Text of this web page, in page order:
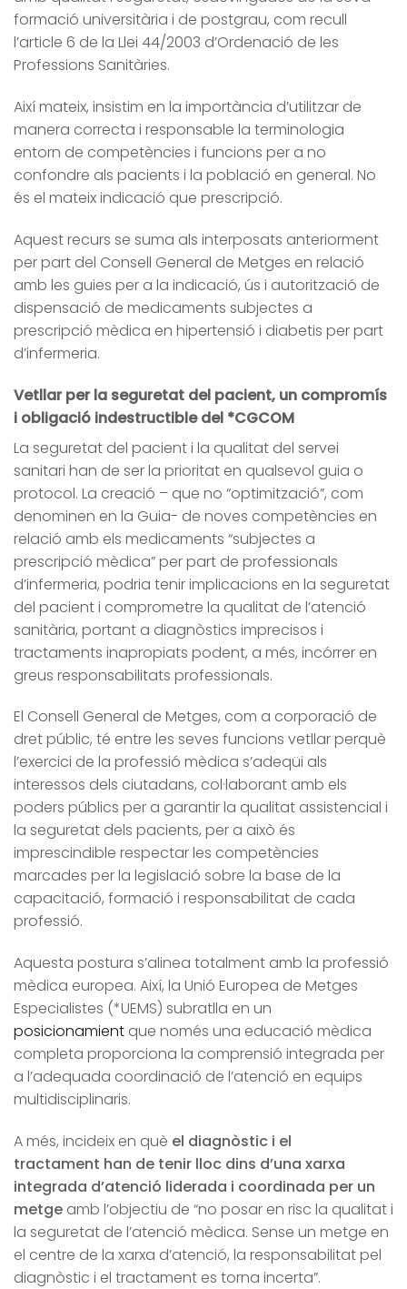
formació universitària i de postgrau, com recull
l’article 6 de la Llei 44/2003 d’Ordenació de les
Professions Sanitàries.
Així mateix, insistim en la importància d’utilitzar de
manera correcta i responsable la terminologia
entorn de competències i funcions per a no
confondre als pacients i la població en general. No
és el mateix indicació que prescripció.
Aquest recurs se suma als interposats anteriorment
per part del Consell General de Metges en relació
amb les guies per a la indicació, ús i autorització de
dispensació de medicaments subjectes a
prescripció mèdica en hipertensió i diabetis per part
d’infermeria.
Vetllar per la seguretat del pacient, un compromís
i obligació indestructible del *CGCOM
La seguretat del pacient i la qualitat del servei
sanitari han de ser la prioritat en qualsevol guia o
protocol. La creació – que no “optimització”, com
denominen en la Guia- de noves competències en
relació amb els medicaments “subjectes a
prescripció mèdica” per part de professionals
d’infermeria, podria tenir implicacions en la seguretat
del pacient i comprometre la qualitat de l’atenció
sanitària, portant a diagnòstics imprecisos i
tractaments inapropiats podent, a més, incórrer en
greus responsabilitats professionals.
El Consell General de Metges, com a corporació de
dret públic, té entre les seves funcions vetllar perquè
l’exercici de la professió mèdica s’adeqüi als
interessos dels ciutadans, col·laborant amb els
poders públics per a garantir la qualitat assistencial i
la seguretat dels pacients, per a això és
imprescindible respectar les competències
marcades per la legislació sobre la base de la
capacitació, formació i responsabilitat de cada
professió.
Aquesta postura s’alinea totalment amb la professió
mèdica europea. Així, la Unió Europea de Metges
Especialistes (*UEMS) subratlla en un
posicionamient que només una educació mèdica
completa proporciona la comprensió integrada per
a l’adequada coordinació de l’atenció en equips
multidisciplinaris.
A més, incideix en què el diagnòstic i el
tractament han de tenir lloc dins d’una xarxa
integrada d’atenció liderada i coordinada per un
metge amb l’objectiu de “no posar en risc la qualitat i
la seguretat de l’atenció mèdica. Sense un metge en
el centre de la xarxa d’atenció, la responsabilitat pel
diagnòstic i el tractament es torna incerta”.